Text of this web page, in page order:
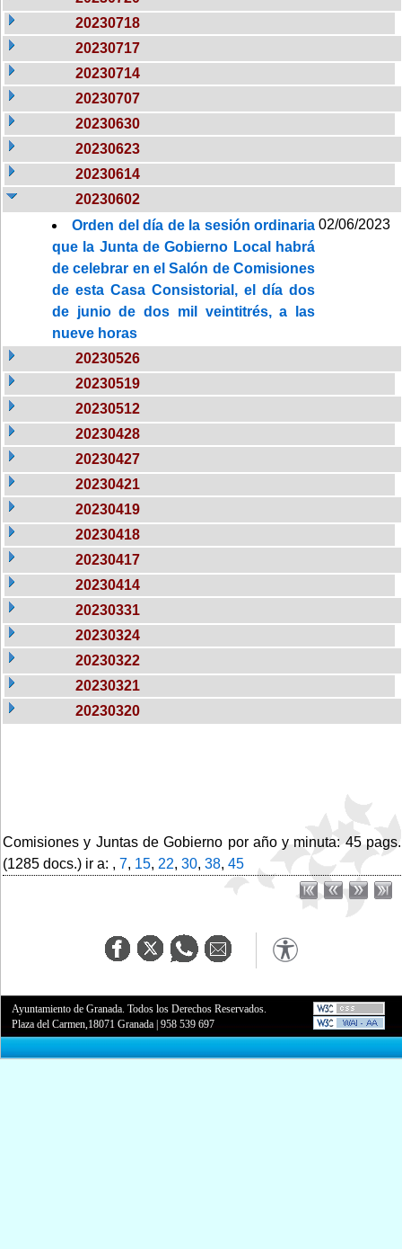
20230718
20230717
20230714
20230707
20230630
20230623
20230614
20230602
Orden del día de la sesión ordinaria
que la Junta de Gobierno Local habrá
de celebrar en el Salón de Comisiones
de esta Casa Consistorial, el día dos
de junio de dos mil veintitrés, a las
nueve horas
02/06/2023
20230526
20230519
20230512
20230428
20230427
20230421
20230419
20230418
20230417
20230414
20230331
20230324
20230322
20230321
20230320
Comisiones y Juntas de Gobierno por año y minuta: 45 pags.
(1285 docs.) ir a: , 7, 15, 22, 30, 38, 45
Ayuntamiento de Granada. Todos los Derechos Reservados.
Plaza del Carmen,18071 Granada |958 539 697